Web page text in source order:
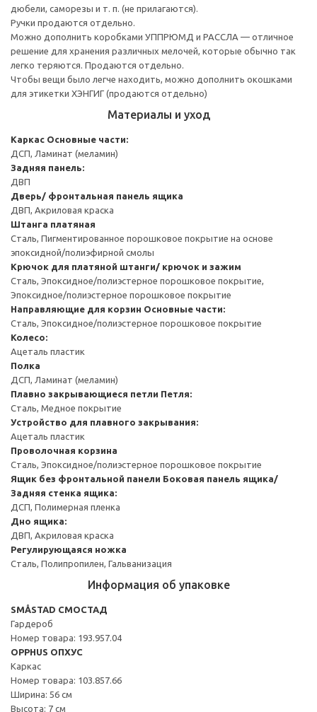
дюбели, саморезы и т. п. (не прилагаются).
Ручки продаются отдельно.
Можно дополнить коробками УППРЮМД и РАССЛА — отличное
решение для хранения различных мелочей, которые обычно так
легко теряются. Продаются отдельно.
Чтобы вещи было легче находить, можно дополнить окошками
для этикетки ХЭНГИГ (продаются отдельно)
Материалы и уход
Каркас Основные части:
ДСП, Ламинат (меламин)
Задняя панель:
ДВП
Дверь/ фронтальная панель ящика
ДВП, Акриловая краска
Штанга платяная
Сталь, Пигментированное порошковое покрытие на основе
эпоксидной/полиэфирной смолы
Крючок для платяной штанги/ крючок и зажим
Сталь, Эпоксидное/полиэстерное порошковое покрытие,
Эпоксидное/полиэстерное порошковое покрытие
Направляющие для корзин Основные части:
Сталь, Эпоксидное/полиэстерное порошковое покрытие
Колесо:
Ацеталь пластик
Полка
ДСП, Ламинат (меламин)
Плавно закрывающиеся петли Петля:
Сталь, Медное покрытие
Устройство для плавного закрывания:
Ацеталь пластик
Проволочная корзина
Сталь, Эпоксидное/полиэстерное порошковое покрытие
Ящик без фронтальной панели Боковая панель ящика/
Задняя стенка ящика:
ДСП, Полимерная пленка
Дно ящика:
ДВП, Акриловая краска
Регулирующаяся ножка
Сталь, Полипропилен, Гальванизация
Информация об упаковке
SMÅSTAD СМОСТАД
Гардероб
Номер товара: 193.957.04
OPPHUS ОПХУС
Каркас
Номер товара: 103.857.66
Ширина: 56 см
Высота: 7 см